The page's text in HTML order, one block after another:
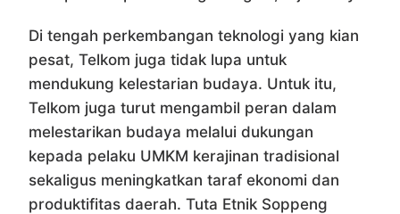
Di tengah perkembangan teknologi yang kian
pesat, Telkom juga tidak lupa untuk
mendukung kelestarian budaya. Untuk itu,
Telkom juga turut mengambil peran dalam
melestarikan budaya melalui dukungan
kepada pelaku UMKM kerajinan tradisional
sekaligus meningkatkan taraf ekonomi dan
produktifitas daerah. Tuta Etnik Soppeng